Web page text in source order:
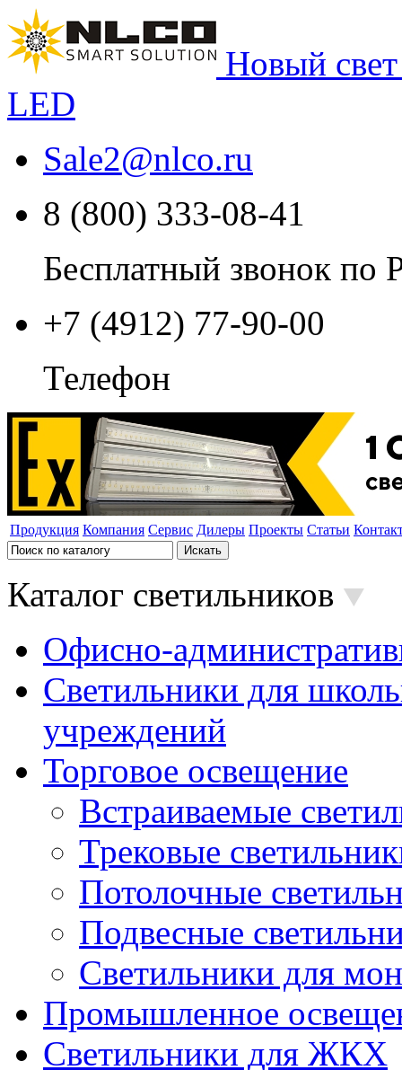
Новый
LED
Sale2@nlco.ru
8 (800) 333-08-41
Бесплатный звонок по
+7 (4912) 77-90-00
Телефон
Продукция Компания Сервис Дилеры Проекты Статьи
Каталог светильников
Офисно-
Светильники для
учреждений
Торговое освещение
Встраиваемые
Трековые
Потолочные
Подвесные
Светильники для
Промышленное
Светильники для ЖКХ